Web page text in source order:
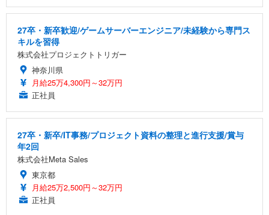
27卒・新卒歓迎/ゲームサーバーエンジニア/未経験から専門ス
キルを習得
株式会社プロジェクトトリガー
神奈川県
月給25万4,300円～32万円
正社員
27卒・新卒/IT事務/プロジェクト資料の整理と進行支援/賞与
年2回
株式会社Meta Sales
東京都
月給25万2,500円～32万円
正社員